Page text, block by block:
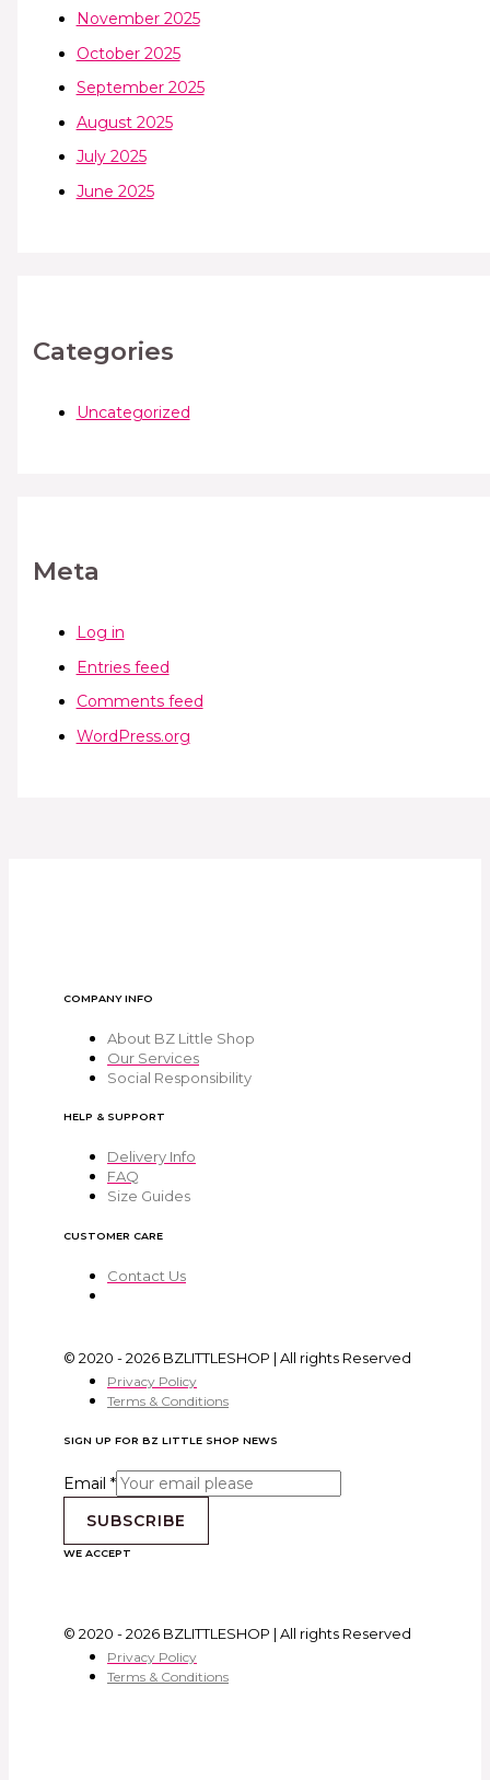
November 2025
October 2025
September 2025
August 2025
July 2025
June 2025
Categories
Uncategorized
Meta
Log in
Entries feed
Comments feed
WordPress.org
COMPANY INFO
About BZ Little Shop
Our Services
Social Responsibility
HELP & SUPPORT
Delivery Info
FAQ
Size Guides
CUSTOMER CARE
Contact Us
© 2020 - 2026 BZLITTLESHOP | All rights Reserved
Privacy Policy
Terms & Conditions
SIGN UP FOR BZ LITTLE SHOP NEWS
Email *
SUBSCRIBE
WE ACCEPT
© 2020 - 2026 BZLITTLESHOP | All rights Reserved
Privacy Policy
Terms & Conditions